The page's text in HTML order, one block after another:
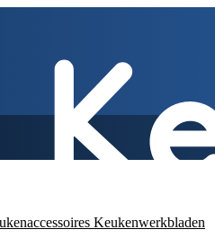
Keukenwerkbladen